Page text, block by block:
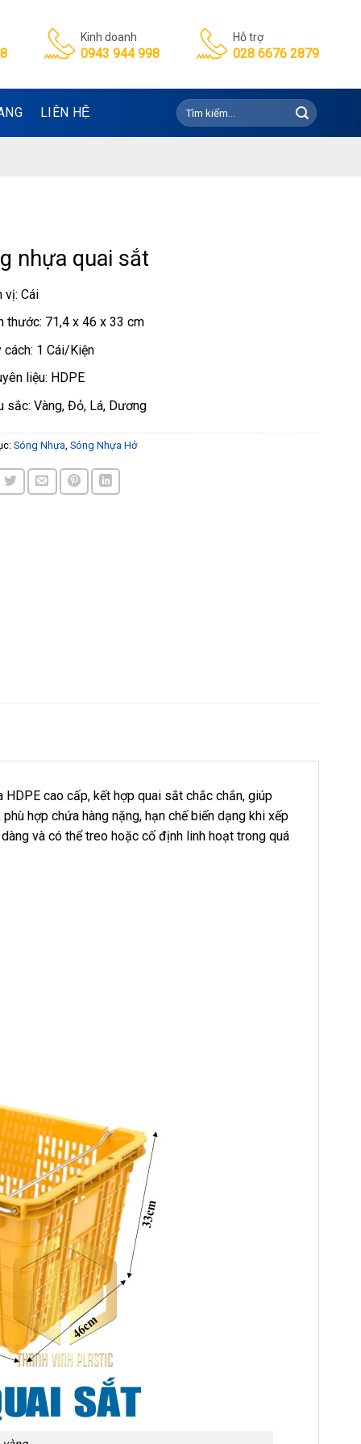
Kinh doanh
0943 944 998
Hỗ trợ
028 6676 2879
LIÊN HỆ
Tìm
kiếm:
nhựa quai sắt
vị: Cái
thước: 71,4 x 46 x 33 cm
cách: 1 Cái/Kiện
liệu: HDPE
sắc: Vàng, Đỏ, Lá, Dương
Sóng Nhựa Sóng Nhựa Hở
cao cấp, kết hợp quai sắt chắc chắn, giúp
hợp chứa hàng nặng, hạn chế biến dạng khi xếp
và có thể treo hoặc cố định linh hoạt trong quá